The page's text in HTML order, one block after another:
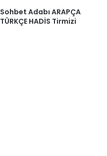
Sohbet Adabı ARAPÇA
TÜRKÇE HADİS Tirmizi